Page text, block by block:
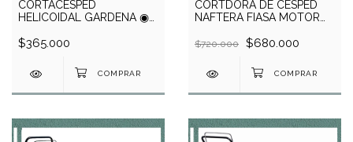
CORTACÉSPED
HELICOIDAL GARDENA ◉
$365.000
CORTDORA DE CÉSPED
NAFTERA FIASA MOTOR
125 CC.
$720.000 $680.000